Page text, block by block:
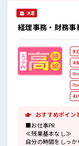
派遣
経理事務・財務
未
染
40
おすすめポイン
■お仕事PR
≪残業基本なし≫
自分の時間をしっか